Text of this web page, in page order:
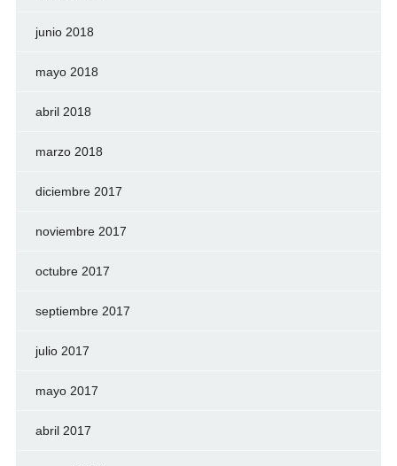
junio 2018
mayo 2018
abril 2018
marzo 2018
diciembre 2017
noviembre 2017
octubre 2017
septiembre 2017
julio 2017
mayo 2017
abril 2017